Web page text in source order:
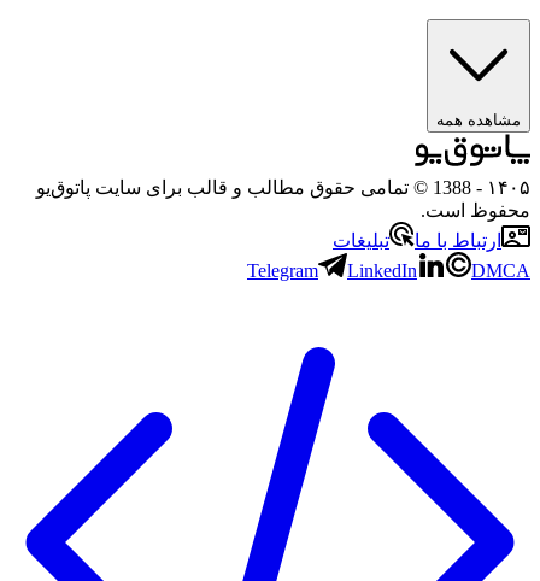
مشاهده همه
۱۴۰۵
- 1388 © تمامی حقوق مطالب و قالب برای سایت پاتوق‌یو
محفوظ است.
ارتباط با ما
تبلیغات
Telegram
LinkedIn DMCA